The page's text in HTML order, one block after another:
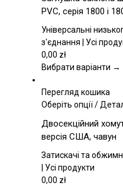
має
кілька
вибрати
сторінці
товару
PVC, серія 1800 і
Універсальні
з'єднання | Усі
0,00 zł
Вибрати варіанти →
Перегляд кошика
Оберіть опціїЦей
має
кілька
/
Двосекційний
версія США, чавун
Затискачі та
| Усі продукти
0,00 zł